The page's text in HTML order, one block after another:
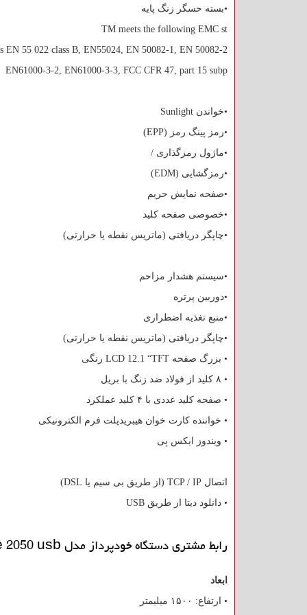
•بسته حسگر زنگ پایه
TM meets the following EMC st
EN 55 022 class B, EN55024, EN 50082-1, EN 50082-2
EN61000-3-2, EN61000-3-3, FCC CFR 47, part 15 subp
•خواندن Sunlight
•رمز پینگ رمز (EPP
)
•ماژول رمزگذاری /
•رمزگشایی (EDM
)
•صفحه نمایش حریم
•خصوصی صفحه کلید
•چاپگر دریافتی (ماتریس نقطه یا حرارتی)
•سیستم هشدار مزاحم
•دوربین پرتره
•منبع تغذیه اضطراری
•چاپگر دریافتی (ماتریس نقطه یا حرارتی)
• بزرگ صفحه LCD 12.1 “TFT رنگی
• ۸ کلید از فولاد ضد زنگ با بریل
• صفحه کلید عددی با ۴ کلید عملکرد
• خواننده کارت خوان هیبریدپلت فرم الکترونیکی
• ویندوز ایکس پی
اتصال TCP / IP (از طریق بی سیم یا DSL
)
• دانلود دیتا از طریق USB
رابط مشتری دستگاه خودپرداز مدلusb
ابعاد
• ارتفاع: ۱۵۰۰ میلیمتر